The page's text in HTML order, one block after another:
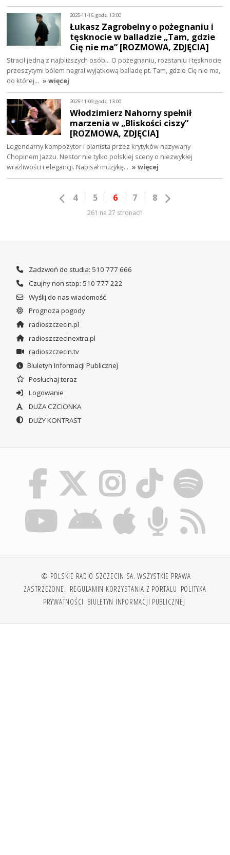
2025-11-16, godz. 13:00
Łukasz Zagrobelny o pożegnaniu i
tęsknocie w balladzie „Tam, gdzie
Cię nie ma” [ROZMOWA, ZDJĘCIA]
Stracił jedną z najbliższych osób... O pożegnaniu, rozstaniu i tęsknocie
przeszytymi bólem nagrał wyjątkową balladę pt. Tam, gdzie Cię nie ma,
do której… » więcej
2025-11-09, godz. 13:00
Włodzimierz Nahorny spełnił
marzenia w „Bliskości ciszy”
[ROZMOWA, ZDJĘCIA]
Legendarny kompozytor i pianista przez krytyków nazywany
Chopinem Jazzu. Nestor nie tylko polskiej sceny o niezwykłej
wrażliwości i elegancji. Napisał muzykę… » więcej
4 5 6 7 8
261 na 27 stronach
Zadzwoń do studia: 510 777 666
Czujny non stop: 510 777 222
Wyślij do nas wiadomość
Prognoza pogody
radioszczecin.pl
radioszczecinextra.pl
radioszczecin.tv
Biuletyn Informacji Publicznej
Posłuchaj teraz
Logowanie
DUŻA CZCIONKA
DUŻY KONTRAST
© POLSKIE RADIO SZCZECIN SA. WSZYSTKIE PRAWA
ZASTRZEŻONE. REGULAMIN KORZYSTANIA Z PORTALU POLITYKA
PRYWATNOŚCI BIULETYN INFORMACJI PUBLICZNEJ